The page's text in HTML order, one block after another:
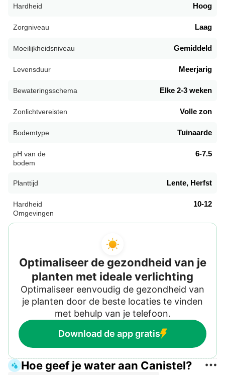
Hardheid Hoog
Zorgniveau Laag
Moeilijkheidsniveau Gemiddeld
Levensduur Meerjarig
Bewateringsschema Elke 2-3 weken
Zonlichtvereisten Volle zon
Bodemtype Tuinaarde
pH van de
bodem
6-7.5
Planttijd Lente, Herfst
Hardheid
Omgevingen
10-12
Optimaliseer de gezondheid van je
planten met ideale verlichting
Optimaliseer eenvoudig de gezondheid van
je planten door de beste locaties te vinden
met behulp van je telefoon.
Download de app gratis
Hoe geef je water aan Canistel?